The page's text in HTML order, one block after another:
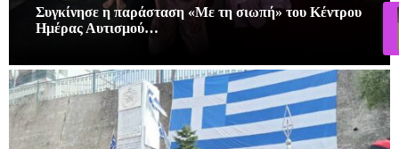
Συγκίνησε η παράσταση «Με τη σιωπή» του Κέντρου
Ημέρας Αυτισμού…